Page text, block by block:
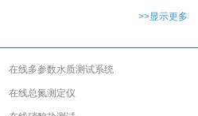
>>显示更多
在线多参数水质测试系统
在线总氮测定仪